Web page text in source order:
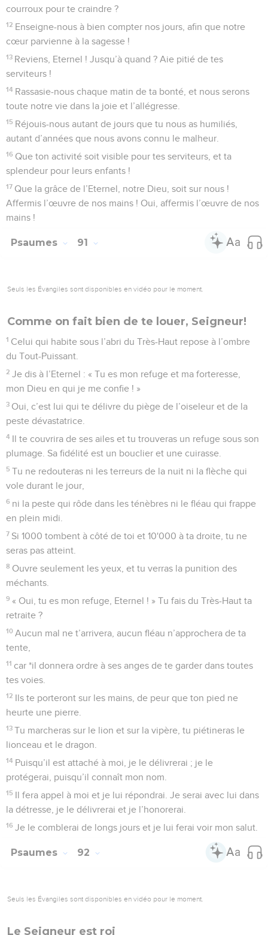
courroux pour te craindre ?
12 Enseigne-nous à bien compter nos jours, afin que notre
cœur parvienne à la sagesse !
13 Reviens, Eternel ! Jusqu’à quand ? Aie pitié de tes
serviteurs !
14 Rassasie-nous chaque matin de ta bonté, et nous serons
toute notre vie dans la joie et l’allégresse.
15 Réjouis-nous autant de jours que tu nous as humiliés,
autant d’années que nous avons connu le malheur.
16 Que ton activité soit visible pour tes serviteurs, et ta
splendeur pour leurs enfants !
17 Que la grâce de l’Eternel, notre Dieu, soit sur nous !
Affermis l’œuvre de nos mains ! Oui, affermis l’œuvre de nos
mains !
Psaumes 91
Seuls les Évangiles sont disponibles en vidéo pour le moment.
Comme on fait bien de te louer, Seigneur!
1 Celui qui habite sous l’abri du Très-Haut repose à l’ombre
du Tout-Puissant.
2 Je dis à l’Eternel : « Tu es mon refuge et ma forteresse,
mon Dieu en qui je me confie ! »
3 Oui, c’est lui qui te délivre du piège de l’oiseleur et de la
peste dévastatrice.
4 Il te couvrira de ses ailes et tu trouveras un refuge sous son
plumage. Sa fidélité est un bouclier et une cuirasse.
5 Tu ne redouteras ni les terreurs de la nuit ni la flèche qui
vole durant le jour,
6 ni la peste qui rôde dans les ténèbres ni le fléau qui frappe
en plein midi.
7 Si 1000 tombent à côté de toi et 10'000 à ta droite, tu ne
seras pas atteint.
8 Ouvre seulement les yeux, et tu verras la punition des
méchants.
9 « Oui, tu es mon refuge, Eternel ! » Tu fais du Très-Haut ta
retraite ?
10 Aucun mal ne t’arrivera, aucun fléau n’approchera de ta
tente,
11 car *il donnera ordre à ses anges de te garder dans toutes
tes voies.
12 Ils te porteront sur les mains, de peur que ton pied ne
heurte une pierre.
13 Tu marcheras sur le lion et sur la vipère, tu piétineras le
lionceau et le dragon.
14 Puisqu’il est attaché à moi, je le délivrerai ; je le
protégerai, puisqu’il connaît mon nom.
15 Il fera appel à moi et je lui répondrai. Je serai avec lui dans
la détresse, je le délivrerai et je l’honorerai.
16 Je le comblerai de longs jours et je lui ferai voir mon salut.
Psaumes 92
Seuls les Évangiles sont disponibles en vidéo pour le moment.
Le Seigneur est roi